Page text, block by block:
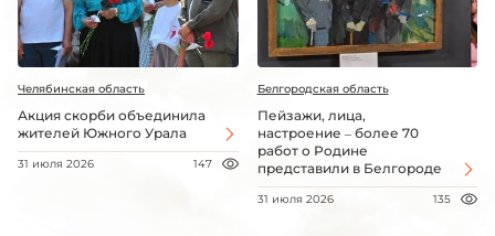
Челябинская область
Акция скорби объединила
жителей Южного Урала
31 июля 2026 147
Белгородская область
Пейзажи, лица,
настроение – более 70
работ о Родине
представили в Белгороде
31 июля 2026 135